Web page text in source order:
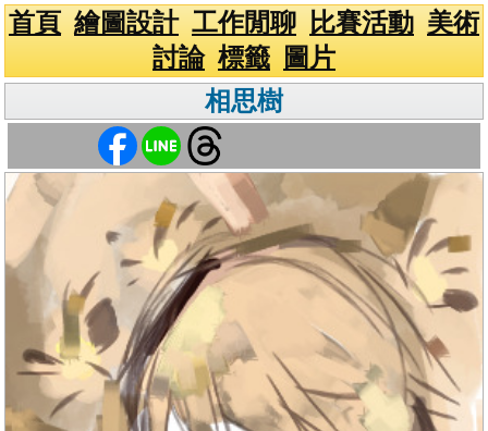
首頁 繪圖設計 工作閒聊 比賽活動 美術
討論 標籤
圖片
相思樹